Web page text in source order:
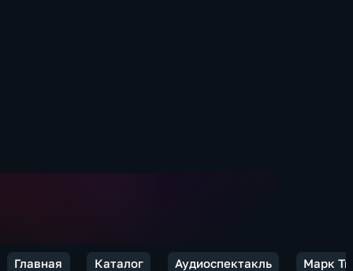
Главная Каталог Аудиоспектакль Марк